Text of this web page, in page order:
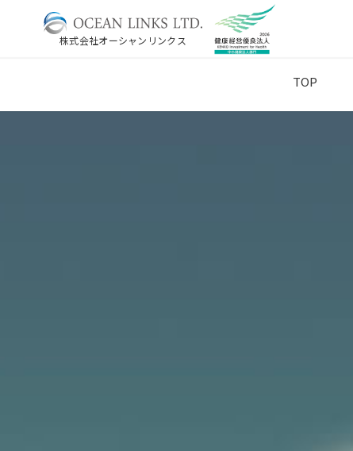
株式会社オーシャンリンクス
TOP